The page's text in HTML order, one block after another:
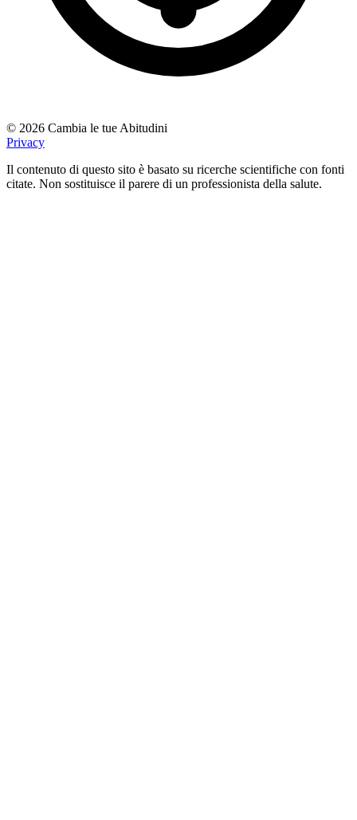
© 2026 Cambia le tue Abitudini
Privacy
Il contenuto di questo sito è basato su ricerche scientifiche con fonti
citate. Non sostituisce il parere di un professionista della salute.